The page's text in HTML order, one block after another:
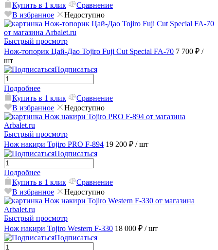
Купить в 1 клик
Сравнение
В избранное
Недоступно
Быстрый просмотр
Нож-топорик Цай-Дао Tojiro Fuji Cut Special FA-70 7 700 ₽ /
шт
Подписаться
Подробнее
Купить в 1 клик
Сравнение
В избранное
Недоступно
Быстрый просмотр
Нож накири Tojiro PRO F-894 19 200 ₽ / шт
Подписаться
Подробнее
Купить в 1 клик
Сравнение
В избранное
Недоступно
Быстрый просмотр
Нож накири Tojiro Western F-330 18 000 ₽ / шт
Подписаться